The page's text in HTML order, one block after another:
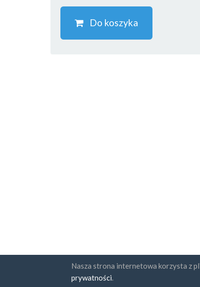
Do koszyka
Nasza strona internetowa korzysta z
prywatności